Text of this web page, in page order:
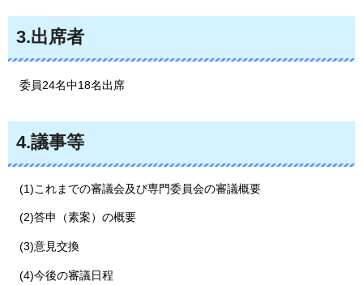
3.出席者
委員24名中18名出席
4.議事等
(1)これまでの審議会及び専門委員会の審議概要
(2)答申（素案）の概要
(3)意見交換
(4)今後の審議日程